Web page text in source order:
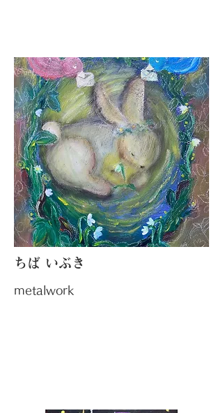
​ちば いぶき
metalwork